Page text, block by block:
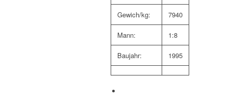
Gewich/kg: 7940
Mann: 1:8
Baujahr: 1995